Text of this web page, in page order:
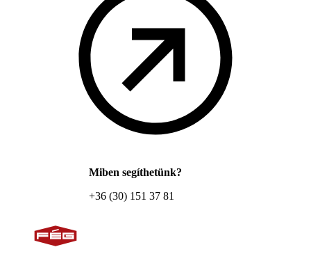
Miben segíthetünk?
+36 (30) 151 37 81